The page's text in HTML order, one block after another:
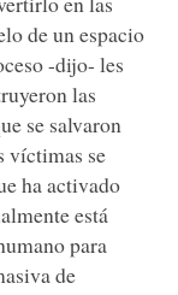
de un espacio
-dijo- les
las
se salvaron
víctimas se
ha activado
está
para
de